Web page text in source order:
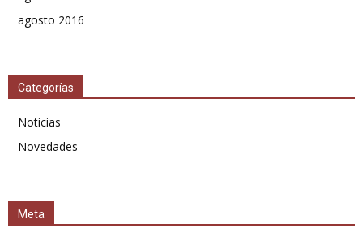
agosto 2016
Categorías
Noticias
Novedades
Meta